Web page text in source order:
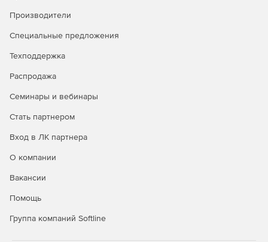
Производители
Специальные предложения
Техподдержка
Распродажа
Семинары и вебинары
Стать партнером
Вход в ЛК партнера
О компании
Вакансии
Помощь
Группа компаний Softline